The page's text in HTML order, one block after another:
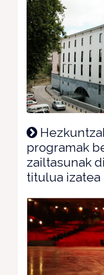
programak
zailtasunak
titulua